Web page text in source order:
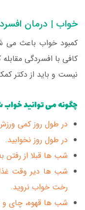
خواب | درمان
کمبود خواب باعث می
کافی با افسردگی مقابله
نیست و باید از دکتر
چگونه می توانید
در طول روز کمی
در طول روز نخوابید.
شب ها قبلا از
شب ها دیر وقت
رخت خواب نروید.
شب ها قهوه، چای و